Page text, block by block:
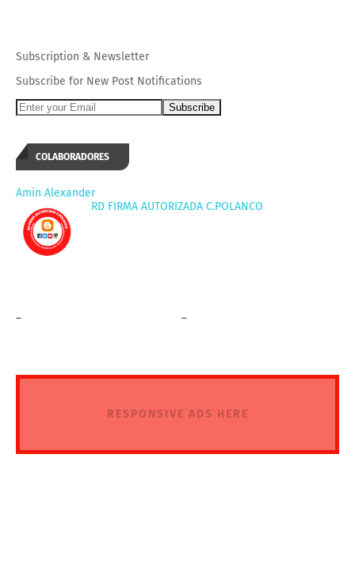
Subscription & Newsletter
Subscribe for New Post Notifications
COLABORADORES
Amin Alexander
RD FIRMA AUTORIZADA C.POLANCO
RESPONSIVE ADS HERE